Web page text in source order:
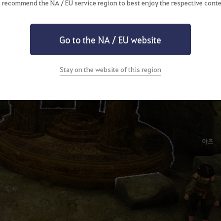
recommend the NA / EU service region to best enjoy the respective
Go to the NA / EU website
Stay on the website of this region